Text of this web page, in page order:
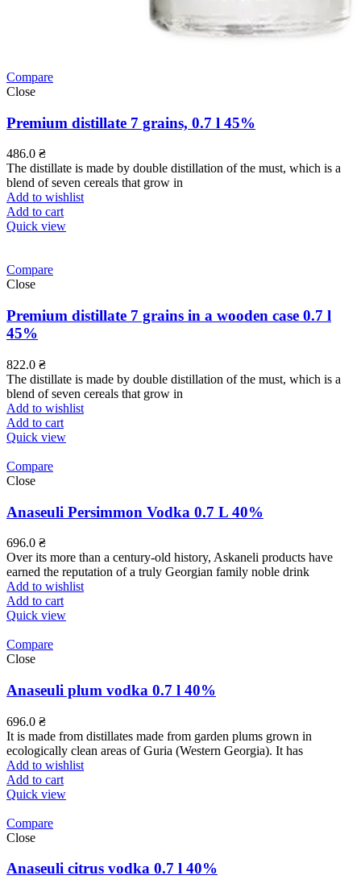
Compare
Close
Premium distillate 7 grains, 0.7 l 45%
486.0 ₴
The distillate is made by double distillation of the must, which is a
blend of seven cereals that grow in
Add to wishlist
Add to cart
Quick view
Compare
Close
Premium distillate 7 grains in a wooden case 0.7 l
45%
822.0 ₴
The distillate is made by double distillation of the must, which is a
blend of seven cereals that grow in
Add to wishlist
Add to cart
Quick view
Compare
Close
Anaseuli Persimmon Vodka 0.7 L 40%
696.0 ₴
Over its more than a century-old history, Askaneli products have
earned the reputation of a truly Georgian family noble drink
Add to wishlist
Add to cart
Quick view
Compare
Close
Anaseuli plum vodka 0.7 l 40%
696.0 ₴
It is made from distillates made from garden plums grown in
ecologically clean areas of Guria (Western Georgia). It has
Add to wishlist
Add to cart
Quick view
Compare
Close
Anaseuli citrus vodka 0.7 l 40%